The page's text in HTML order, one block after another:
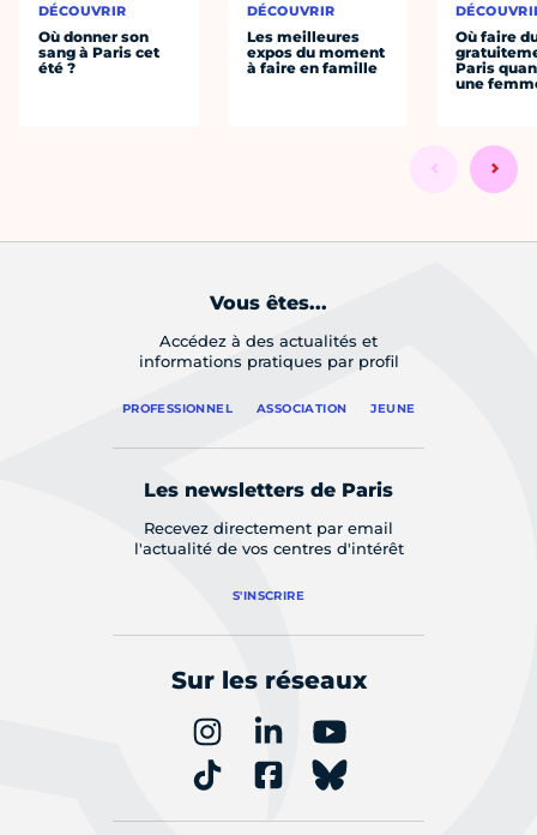
DÉCOUVRIR
Où donner son
sang à Paris cet
été ?
DÉCOUVRIR
Les meilleures
expos du moment
à faire en famille
Où faire
Paris
une
Vous êtes...
Accédez à des actualités et
informations pratiques par profil
PROFESSIONNEL ASSOCIATION JEUNE
Les newsletters de Paris
Recevez directement par email
l'actualité de vos centres d'intérêt
S'INSCRIRE
Sur les réseaux